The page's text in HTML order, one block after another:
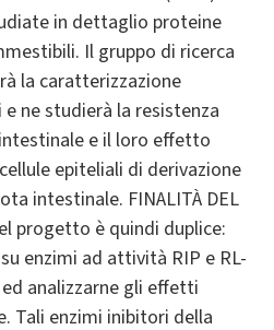
in dettaglio proteine
Il gruppo di ricerca
la caratterizzazione
ne studierà la resistenza
e il loro effetto
epiteliali di derivazione
intestinale. FINALITÀ DEL
progetto è quindi duplice:
enzimi ad attività RIP e RL-
analizzarne gli effetti
Tali enzimi inibitori della